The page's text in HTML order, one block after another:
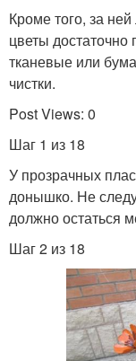
Кроме того, за
цветы достаточно
тканевые или
чистки.
Post Views: 0
Шаг 1 из 18
У прозрачных
донышко. Не
должно остаться
Шаг 2 из 18